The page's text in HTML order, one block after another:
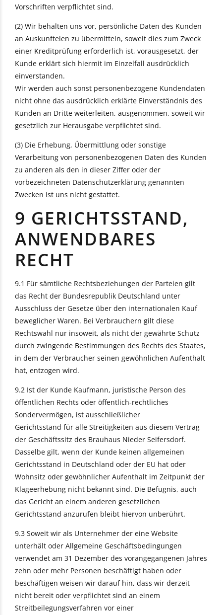
Vorschriften verpflichtet sind.
(2) Wir behalten uns vor, persönliche Daten des Kunden
an Auskunfteien zu übermitteln, soweit dies zum Zweck
einer Kreditprüfung erforderlich ist, vorausgesetzt, der
Kunde erklärt sich hiermit im Einzelfall ausdrücklich
einverstanden.
Wir werden auch sonst personenbezogene Kundendaten
nicht ohne das ausdrücklich erklärte Einverständnis des
Kunden an Dritte weiterleiten, ausgenommen, soweit wir
gesetzlich zur Herausgabe verpflichtet sind.
(3) Die Erhebung, Übermittlung oder sonstige
Verarbeitung von personenbezogenen Daten des Kunden
zu anderen als den in dieser Ziffer oder der
vorbezeichneten Datenschutzerklärung genannten
Zwecken ist uns nicht gestattet.
9 GERICHTSSTAND,
ANWENDBARES
RECHT
9.1 Für sämtliche Rechtsbeziehungen der Parteien gilt
das Recht der Bundesrepublik Deutschland unter
Ausschluss der Gesetze über den internationalen Kauf
beweglicher Waren. Bei Verbrauchern gilt diese
Rechtswahl nur insoweit, als nicht der gewährte Schutz
durch zwingende Bestimmungen des Rechts des Staates,
in dem der Verbraucher seinen gewöhnlichen Aufenthalt
hat, entzogen wird.
9.2 Ist der Kunde Kaufmann, juristische Person des
öffentlichen Rechts oder öffentlich-rechtliches
Sondervermögen, ist ausschließlicher
Gerichtsstand für alle Streitigkeiten aus diesem Vertrag
der Geschäftssitz des Brauhaus Nieder Seifersdorf.
Dasselbe gilt, wenn der Kunde keinen allgemeinen
Gerichtsstand in Deutschland oder der EU hat oder
Wohnsitz oder gewöhnlicher Aufenthalt im Zeitpunkt der
Klageerhebung nicht bekannt sind. Die Befugnis, auch
das Gericht an einem anderen gesetzlichen
Gerichtsstand anzurufen bleibt hiervon unberührt.
9.3 Soweit wir als Unternehmer der eine Website
unterhält oder Allgemeine Geschäftsbedingungen
verwendet am 31 Dezember des vorangegangenen Jahres
zehn oder mehr Personen beschäftigt haben oder
beschäftigen weisen wir darauf hin, dass wir derzeit
nicht bereit oder verpflichtet sind an einem
Streitbeilegungsverfahren vor einer